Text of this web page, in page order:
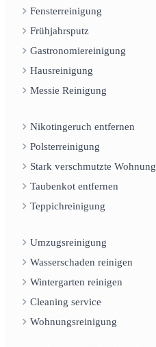
Fensterreinigung
Frühjahrsputz
Gastronomiereinigung
Hausreinigung
Messie Reinigung
Nikotingeruch entfernen
Polsterreinigung
Stark verschmutzte Wohnung
Taubenkot entfernen
Teppichreinigung
Umzugsreinigung
Wasserschaden reinigen
Wintergarten reinigen
Cleaning service
Wohnungsreinigung